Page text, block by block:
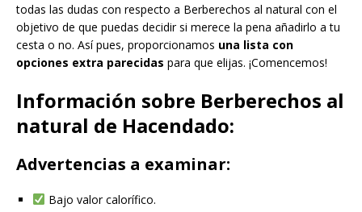
todas las dudas con respecto a Berberechos al natural con el
objetivo de que puedas decidir si merece la pena añadirlo a tu
cesta o no. Así pues, proporcionamos una lista con
opciones extra parecidas para que elijas. ¡Comencemos!
Información sobre Berberechos al
natural de Hacendado:
Advertencias a examinar:
Bajo valor calorífico.